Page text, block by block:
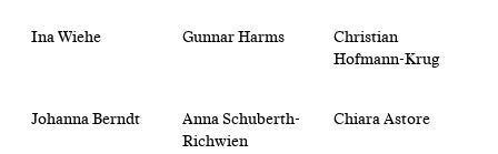
Ina Wiehe Gunnar Harms
Christian
Hofmann-Krug
Johanna Berndt
Anna Schuberth-
Richwien
Chiara Astore